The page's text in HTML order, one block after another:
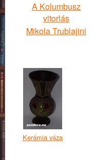
A Kolumbusz
vitorlás
Mikola Trublajini
Kerámia váza